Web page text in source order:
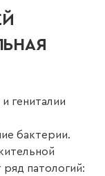
гениталии
бактерии.
патологий: